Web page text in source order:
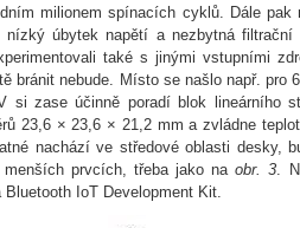
milionem spínacích cyklů. Dále pak
úbytek napětí a nezbytná filtrační
také s jinými vstupními
bránit nebude. Místo se našlo např. pro
zase účinně poradí blok lineárního
23,6 × 23,6 × 21,2 mm a zvládne
nachází ve středové oblasti desky,
prvcích, třeba jako naobr. 3 .
IoT Development Kit.